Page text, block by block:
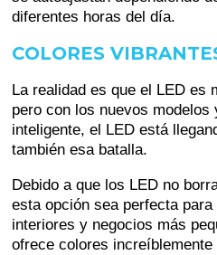
diferentes horas del día.
COLORES
La realidad es que el LED es
pero con los nuevos modelos
inteligente, el LED está
también esa batalla.
Debido a que los LED no
esta opción sea perfecta
interiores y negocios más
ofrece colores